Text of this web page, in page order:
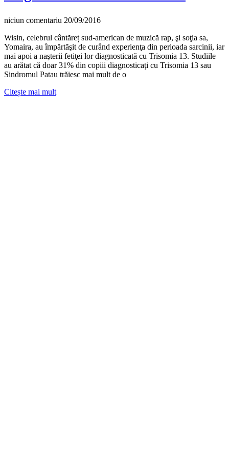
niciun comentariu 20/09/2016
Wisin, celebrul cântăreț sud-american de muzică rap, şi soţia sa,
Yomaira, au împărtăşit de curând experienţa din perioada sarcinii, iar
mai apoi a naşterii fetiţei lor diagnosticată cu Trisomia 13. Studiile
au arătat că doar 31% din copiii diagnosticaţi cu Trisomia 13 sau
Sindromul Patau trăiesc mai mult de o
Citește mai mult